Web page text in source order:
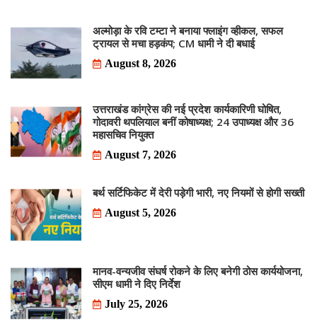
अल्मोड़ा के रवि टम्टा ने बनाया फ्लाइंग व्हीकल, सफल
ट्रायल से मचा हड़कंप; CM धामी ने दी बधाई
August 8, 2026
उत्तराखंड कांग्रेस की नई प्रदेश कार्यकारिणी घोषित,
गोदावरी थपलियाल बनीं कोषाध्यक्ष; 24 उपाध्यक्ष और 36
महासचिव नियुक्त
August 7, 2026
बर्थ सर्टिफिकेट में देरी पड़ेगी भारी, नए नियमों से होगी सख्ती
August 5, 2026
मानव-वन्यजीव संघर्ष रोकने के लिए बनेगी ठोस कार्ययोजना,
सीएम धामी ने दिए निर्देश
July 25, 2026